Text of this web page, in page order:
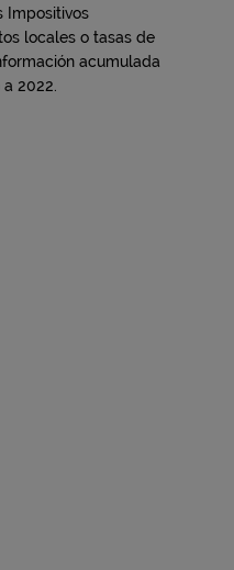
Impositivos
locales o tasas de
acumulada
2022.